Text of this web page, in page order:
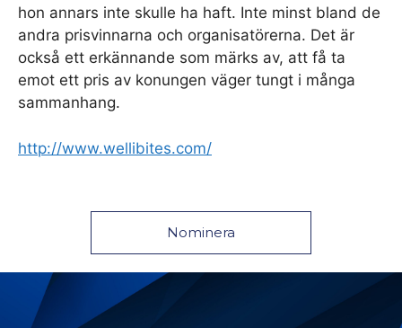
hon annars inte skulle ha haft. Inte minst bland de
andra prisvinnarna och organisatörerna. Det är
också ett erkännande som märks av, att få ta
emot ett pris av konungen väger tungt i många
sammanhang.
http://www.wellibites.com/
Nominera